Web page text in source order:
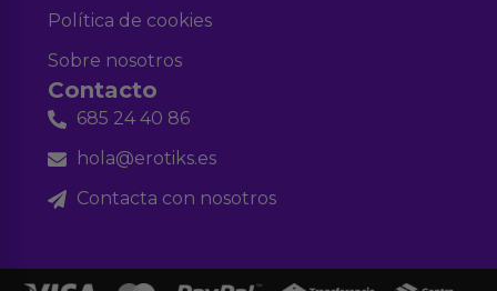
Política de cookies
Sobre nosotros
Contacto
685 24 40 86
hola@erotiks.es
Contacta con nosotros